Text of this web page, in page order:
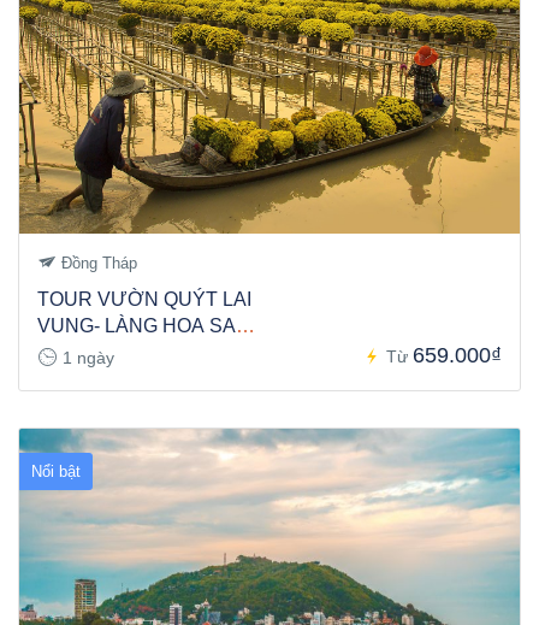
Đồng Tháp
TOUR VƯỜN QUÝT LAI
VUNG- LÀNG HOA SA
ĐÉC 1N
1 ngày Từ 659.000₫
Nổi bật